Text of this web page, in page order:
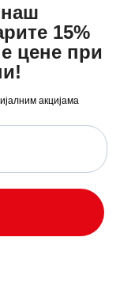
наш
15%
цене при
акцијама